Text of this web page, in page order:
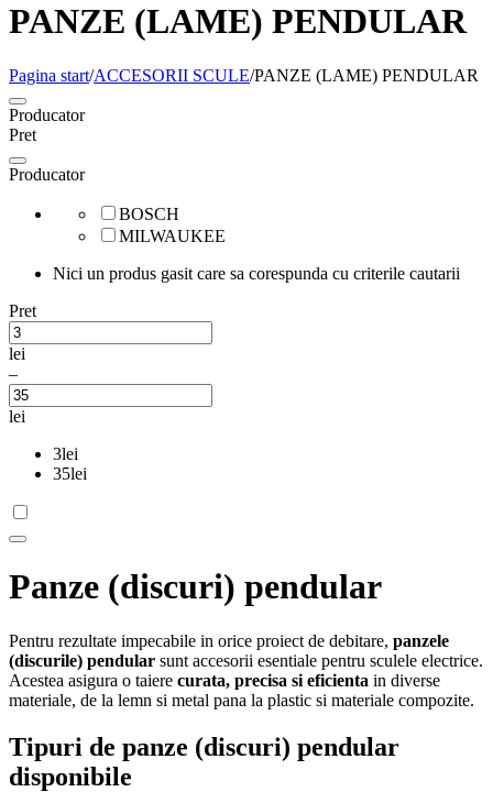
PANZE (LAME) PENDULAR
Pagina start/ACCESORII SCULE/PANZE (LAME) PENDULAR
Producator
Pret
Producator
BOSCH
MILWAUKEE
Nici un produs gasit care sa corespunda cu criterile cautarii
Pret
lei
–
lei
3lei
35lei
Panze (discuri) pendular
Pentru rezultate impecabile in orice proiect de debitare, panzele
(discurile) pendular sunt accesorii esentiale pentru sculele electrice.
Acestea asigura o taiere curata, precisa si eficienta in diverse
materiale, de la lemn si metal pana la plastic si materiale compozite.
Tipuri de panze (discuri) pendular
disponibile